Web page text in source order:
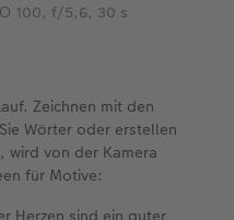
100, f/5,6, 30 s
Zeichnen mit den
Wörter oder erstellen
wird von der Kamera
für Motive: